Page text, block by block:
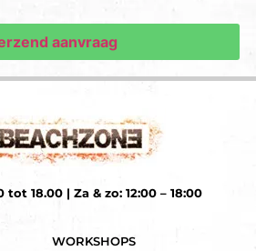
18.00 | Za & zo: 12:00 – 18:00
WORKSHOPS